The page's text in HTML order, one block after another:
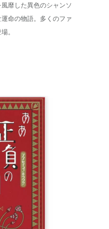
靡した異色のシャンソ
命の物語。多くのファ
。